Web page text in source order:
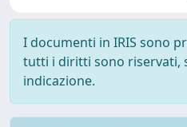
I documenti in IRIS sono
tutti i diritti sono riservati,
indicazione.